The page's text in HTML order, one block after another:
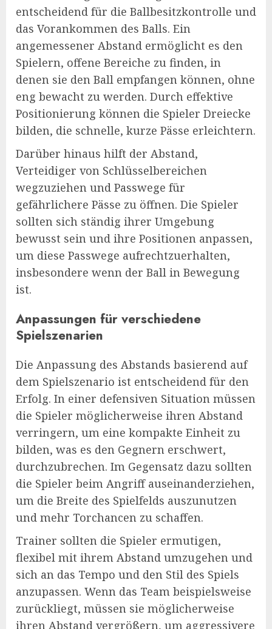
entscheidend für die Ballbesitzkontrolle und
das Vorankommen des Balls. Ein
angemessener Abstand ermöglicht es den
Spielern, offene Bereiche zu finden, in
denen sie den Ball empfangen können, ohne
eng bewacht zu werden. Durch effektive
Positionierung können die Spieler Dreiecke
bilden, die schnelle, kurze Pässe erleichtern.
Darüber hinaus hilft der Abstand,
Verteidiger von Schlüsselbereichen
wegzuziehen und Passwege für
gefährlichere Pässe zu öffnen. Die Spieler
sollten sich ständig ihrer Umgebung
bewusst sein und ihre Positionen anpassen,
um diese Passwege aufrechtzuerhalten,
insbesondere wenn der Ball in Bewegung
ist.
Anpassungen für verschiedene
Spielszenarien
Die Anpassung des Abstands basierend auf
dem Spielszenario ist entscheidend für den
Erfolg. In einer defensiven Situation müssen
die Spieler möglicherweise ihren Abstand
verringern, um eine kompakte Einheit zu
bilden, was es den Gegnern erschwert,
durchzubrechen. Im Gegensatz dazu sollten
die Spieler beim Angriff auseinanderziehen,
um die Breite des Spielfelds auszunutzen
und mehr Torchancen zu schaffen.
Trainer sollten die Spieler ermutigen,
flexibel mit ihrem Abstand umzugehen und
sich an das Tempo und den Stil des Spiels
anzupassen. Wenn das Team beispielsweise
zurückliegt, müssen sie möglicherweise
ihren Abstand vergrößern, um aggressivere